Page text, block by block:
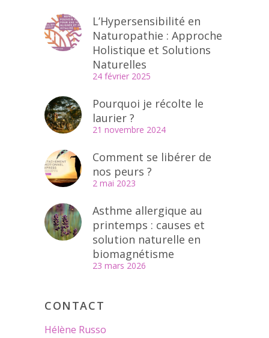
L’Hypersensibilité en
Naturopathie : Approche
Holistique et Solutions
Naturelles
24 février 2025
Pourquoi je récolte le
laurier ?
21 novembre 2024
Comment se libérer de
nos peurs ?
2 mai 2023
Asthme allergique au
printemps : causes et
solution naturelle en
biomagnétisme
23 mars 2026
CONTACT
Hélène Russo